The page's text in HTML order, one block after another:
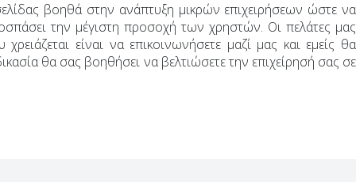
βοηθά στην ανάπτυξη μικρών επιχειρήσεων ώστε να
την μέγιστη προσοχή των χρηστών. Οι πελάτες μας
είναι να επικοινωνήσετε μαζί μας και εμείς θα
θα σας βοηθήσει να βελτιώσετε την επιχείρησή σας σε